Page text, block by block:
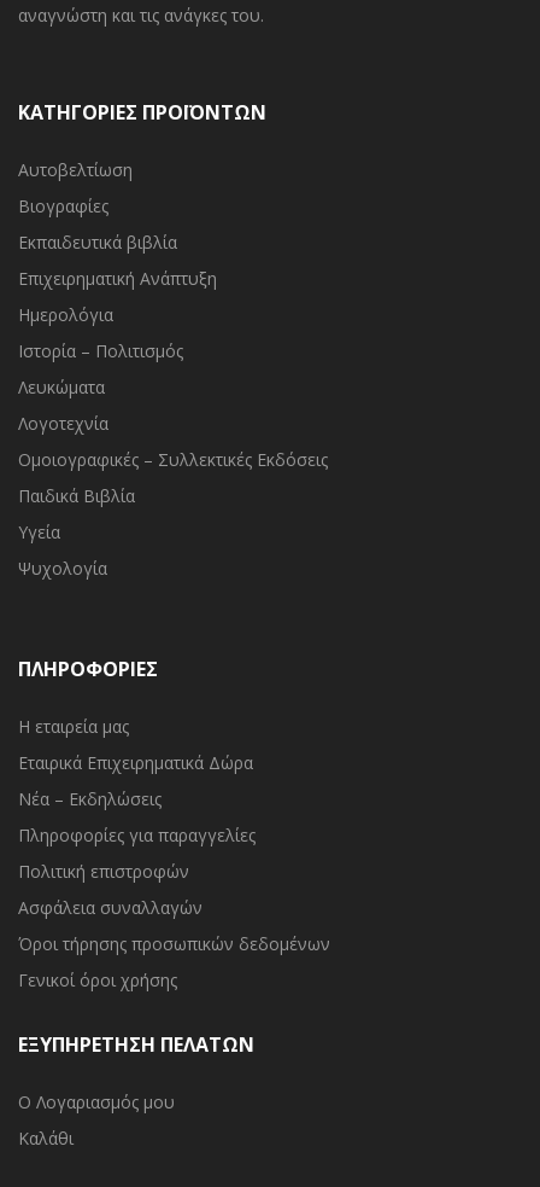
αναγνώστη και τις ανάγκες του.
ΚΑΤΗΓΟΡΙΕΣ ΠΡΟΪΟΝΤΩΝ
Αυτοβελτίωση
Βιογραφίες
Εκπαιδευτικά βιβλία
Επιχειρηματική Ανάπτυξη
Ημερολόγια
Ιστορία – Πολιτισμός
Λευκώματα
Λογοτεχνία
Ομοιογραφικές – Συλλεκτικές Εκδόσεις
Παιδικά Βιβλία
Υγεία
Ψυχολογία
ΠΛΗΡΟΦΟΡΙΕΣ
Η εταιρεία μας
Εταιρικά Επιχειρηματικά Δώρα
Νέα – Εκδηλώσεις
Πληροφορίες για παραγγελίες
Πολιτική επιστροφών
Ασφάλεια συναλλαγών
Όροι τήρησης προσωπικών δεδομένων
Γενικοί όροι χρήσης
ΕΞΥΠΗΡΕΤΗΣΗ ΠΕΛΑΤΩΝ
Ο Λογαριασμός μου
Καλάθι